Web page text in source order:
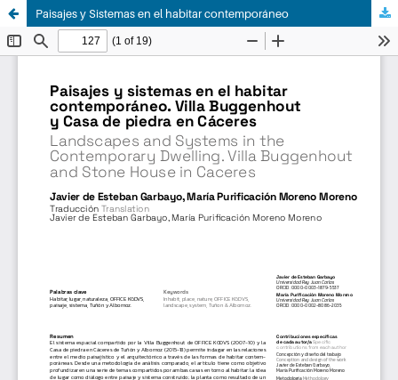
Paisajes y Sistemas en el habitar contemporáneo